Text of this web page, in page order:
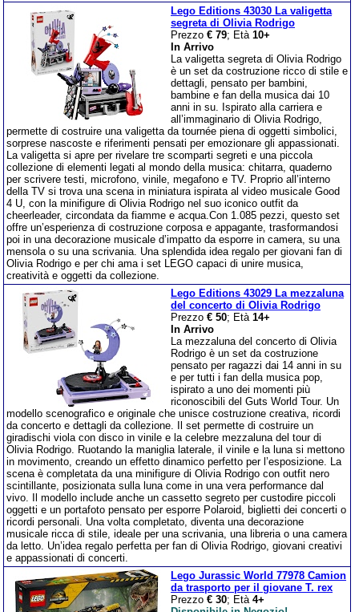
Lego Editions 43030 La valigetta
segreta di Olivia Rodrigo
Prezzo € 79; Età 10+
In Arrivo
La valigetta segreta di Olivia Rodrigo
è un set da costruzione ricco di stile e
dettagli, pensato per bambini,
bambine e fan della musica dai 10
anni in su. Ispirato alla carriera e
all’immaginario di Olivia Rodrigo,
permette di costruire una valigetta da tournée piena di oggetti simbolici,
sorprese nascoste e riferimenti pensati per emozionare gli appassionati.
La valigetta si apre per rivelare tre scomparti segreti e una piccola
collezione di elementi legati al mondo della musica: chitarra, quaderno
per scrivere testi, microfono, vinile, megafono e TV. Proprio all’interno
della TV si trova una scena in miniatura ispirata al video musicale Good
4 U, con la minifigure di Olivia Rodrigo nel suo iconico outfit da
cheerleader, circondata da fiamme e acqua.Con 1.085 pezzi, questo set
offre un’esperienza di costruzione corposa e appagante, trasformandosi
poi in una decorazione musicale d’impatto da esporre in camera, su una
mensola o su una scrivania. Una splendida idea regalo per giovani fan di
Olivia Rodrigo e per chi ama i set LEGO capaci di unire musica,
creatività e oggetti da collezione.
Lego Editions 43029 La mezzaluna
del concerto di Olivia Rodrigo
Prezzo € 50; Età 14+
In Arrivo
La mezzaluna del concerto di Olivia
Rodrigo è un set da costruzione
pensato per ragazzi dai 14 anni in su
e per tutti i fan della musica pop,
ispirato a uno dei momenti più
riconoscibili del Guts World Tour. Un
modello scenografico e originale che unisce costruzione creativa, ricordi
da concerto e dettagli da collezione. Il set permette di costruire un
giradischi viola con disco in vinile e la celebre mezzaluna del tour di
Olivia Rodrigo. Ruotando la maniglia laterale, il vinile e la luna si mettono
in movimento, creando un effetto dinamico perfetto per l’esposizione. La
scena è completata da una minifigure di Olivia Rodrigo con outfit nero
scintillante, posizionata sulla luna come in una vera performance dal
vivo. Il modello include anche un cassetto segreto per custodire piccoli
oggetti e un portafoto pensato per esporre Polaroid, biglietti dei concerti o
ricordi personali. Una volta completato, diventa una decorazione
musicale ricca di stile, ideale per una scrivania, una libreria o una camera
da letto. Un’idea regalo perfetta per fan di Olivia Rodrigo, giovani creativi
e appassionati di concerti.
Lego Jurassic World 77978 Camion
da trasporto per il giovane T. rex
Prezzo € 30; Età 4+